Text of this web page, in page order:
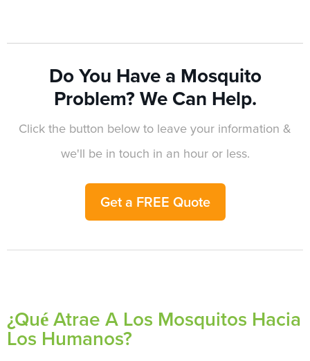
Do You Have a Mosquito
Problem? We Can Help.
Click the button below to leave your information &
we'll be in touch in an hour or less.
Get a FREE Quote
¿Qué Atrae A Los Mosquitos Hacia
Los Humanos?